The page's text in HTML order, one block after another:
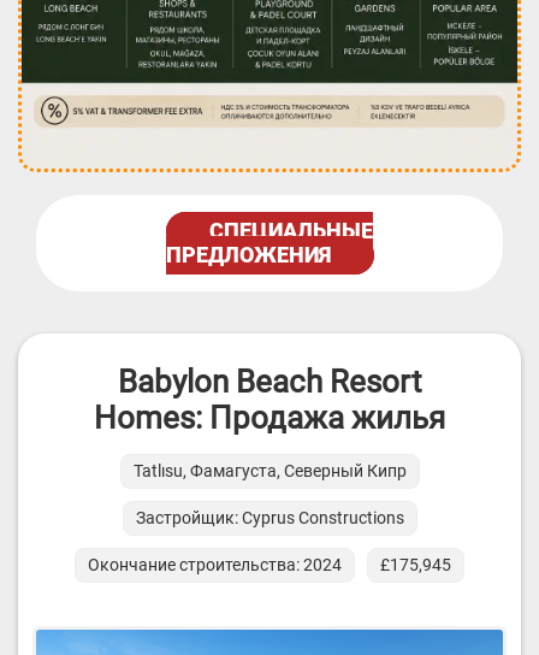
СПЕЦИАЛЬНЫЕ
ПРЕДЛОЖЕНИЯ
Babylon Beach Resort
Homes: Продажа жилья
Tatlısu, Фамагуста, Северный Кипр
Застройщик: Cyprus Constructions
Окончание строительства: 2024 £175,945